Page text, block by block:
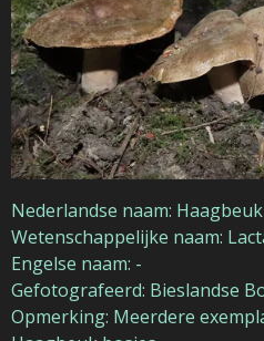
Nederlandse naam:
Wetenschappelijke naam:
Engelse naam: -
Gefotografeerd: Bieslandse
Opmerking: Meerdere